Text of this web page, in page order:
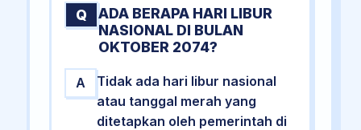
Q
ADA BERAPA HARI LIBUR
NASIONAL DI BULAN
OKTOBER 2074?
A
Tidak ada hari libur nasional
atau tanggal merah yang
ditetapkan oleh pemerintah di